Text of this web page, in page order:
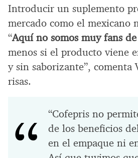
Introducir un suplemento
mercado como el mexicano
“Aquí no somos muy fans
menos si el producto viene
y sin saborizante”,
risas.
“Cofepris no
de los beneficios
en el empaque ni